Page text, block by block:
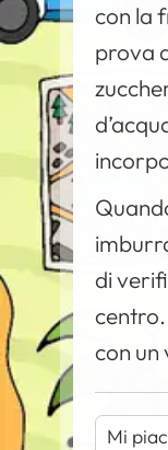
con la
prova
di
con un
Mi